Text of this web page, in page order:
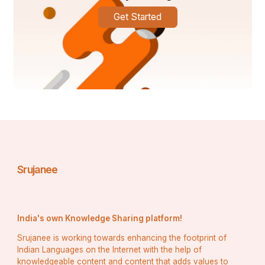
Get Started
Srujanee
India's own Knowledge Sharing platform!
Srujanee is working towards enhancing the footprint of
Indian Languages on the Internet with the help of
knowledgeable content and content that adds values to